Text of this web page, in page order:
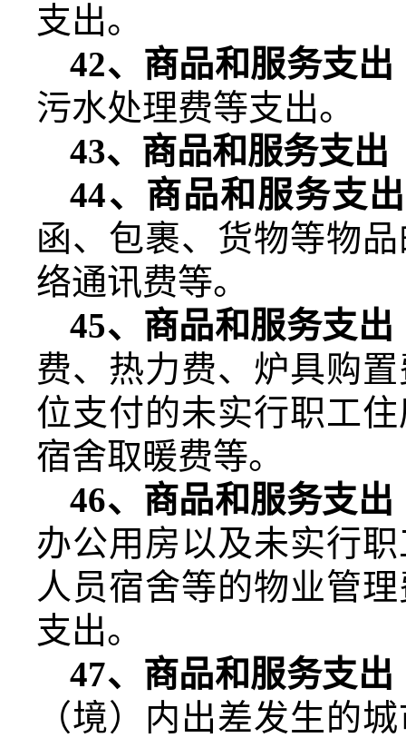
支出。
42、商品和服务支
污水处理费等支出。
43、商品和服务支出
44、商品和服务支
函、包裹、货物等物
络通讯费等。
45、商品和服务支
费、热力费、炉具购
位支付的未实行职工
宿舍取暖费等。
46、商品和服务支
办公用房以及未实行
人员宿舍等的物业管
支出。
47、商品和服务支
（境）内出差发生的